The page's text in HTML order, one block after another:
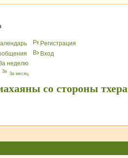
Peгиcтрaция
Вхoд
неделю
За месяц
со стороны